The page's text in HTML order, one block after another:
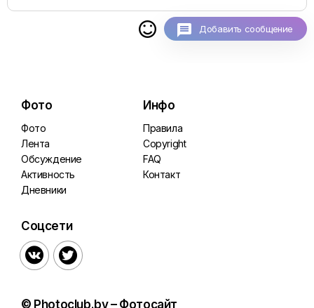
 Добавить сообщение
Фото
Фото
Лента
Обсуждение
Активность
Дневники
Инфо
Правила
Copyright
FAQ
Контакт
Соцсети
 
© Photoclub.by – Фотосайт